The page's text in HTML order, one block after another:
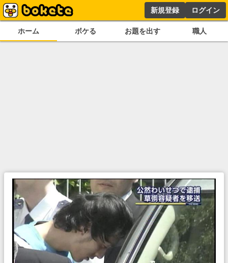
新規登録 ログイン
ホーム ボケる お題を出す 職人